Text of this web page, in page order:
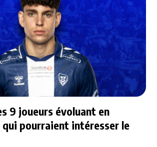
9 joueurs évoluant en
qui pourraient intéresser le